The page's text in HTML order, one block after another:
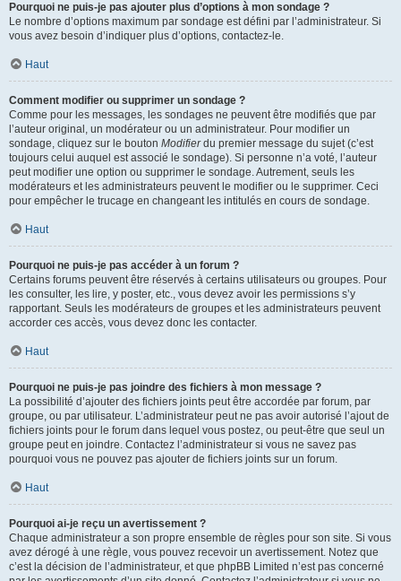
Pourquoi ne puis-je pas ajouter plus d’options à mon sondage ?
Le nombre d’options maximum par sondage est défini par l’administrateur. Si
vous avez besoin d’indiquer plus d’options, contactez-le.
Haut
Comment modifier ou supprimer un sondage ?
Comme pour les messages, les sondages ne peuvent être modifiés que par
l’auteur original, un modérateur ou un administrateur. Pour modifier un
sondage, cliquez sur le bouton Modifierdu premier message du sujet (c’est
toujours celui auquel est associé le sondage). Si personne n’a voté, l’auteur
peut modifier une option ou supprimer le sondage. Autrement, seuls les
modérateurs et les administrateurs peuvent le modifier ou le supprimer. Ceci
pour empêcher le trucage en changeant les intitulés en cours de sondage.
Haut
Pourquoi ne puis-je pas accéder à un forum ?
Certains forums peuvent être réservés à certains utilisateurs ou groupes. Pour
les consulter, les lire, y poster, etc., vous devez avoir les permissions s’y
rapportant. Seuls les modérateurs de groupes et les administrateurs peuvent
accorder ces accès, vous devez donc les contacter.
Haut
Pourquoi ne puis-je pas joindre des fichiers à mon message ?
La possibilité d’ajouter des fichiers joints peut être accordée par forum, par
groupe, ou par utilisateur. L’administrateur peut ne pas avoir autorisé l’ajout de
fichiers joints pour le forum dans lequel vous postez, ou peut-être que seul un
groupe peut en joindre. Contactez l’administrateur si vous ne savez pas
pourquoi vous ne pouvez pas ajouter de fichiers joints sur un forum.
Haut
Pourquoi ai-je reçu un avertissement ?
Chaque administrateur a son propre ensemble de règles pour son site. Si vous
avez dérogé à une règle, vous pouvez recevoir un avertissement. Notez que
c’est la décision de l’administrateur, et que phpBB Limited n’est pas concerné